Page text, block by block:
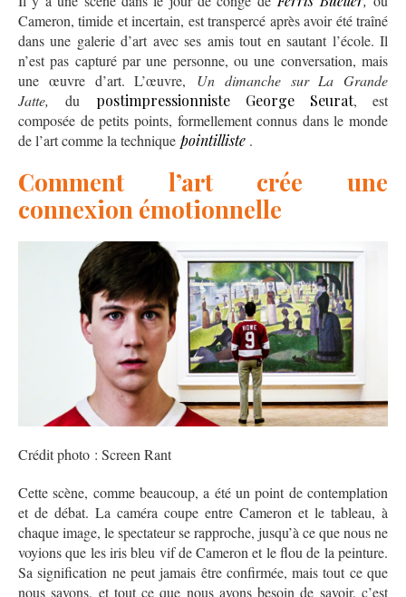
Cameron, timide et incertain, est transpercé après avoir été traîné
dans une galerie d’art avec ses amis tout en sautant l’école. Il
n’est pas capturé par une personne, ou une conversation, mais
une œuvre d’art. L’œuvre, Un dimanche sur La Grande
Jatte, du postimpressionniste George Seurat, est
composée de petits points, formellement connus dans le monde
de l’art comme la technique pointilliste .
Comment l’art crée une
connexion émotionnelle
Crédit photo : Screen Rant
Cette scène, comme beaucoup, a été un point de contemplation
et de débat. La caméra coupe entre Cameron et le tableau, à
chaque image, le spectateur se rapproche, jusqu’à ce que nous ne
voyions que les iris bleu vif de Cameron et le flou de la peinture.
Sa signification ne peut jamais être confirmée, mais tout ce que
nous savons, et tout ce que nous avons besoin de savoir, c’est